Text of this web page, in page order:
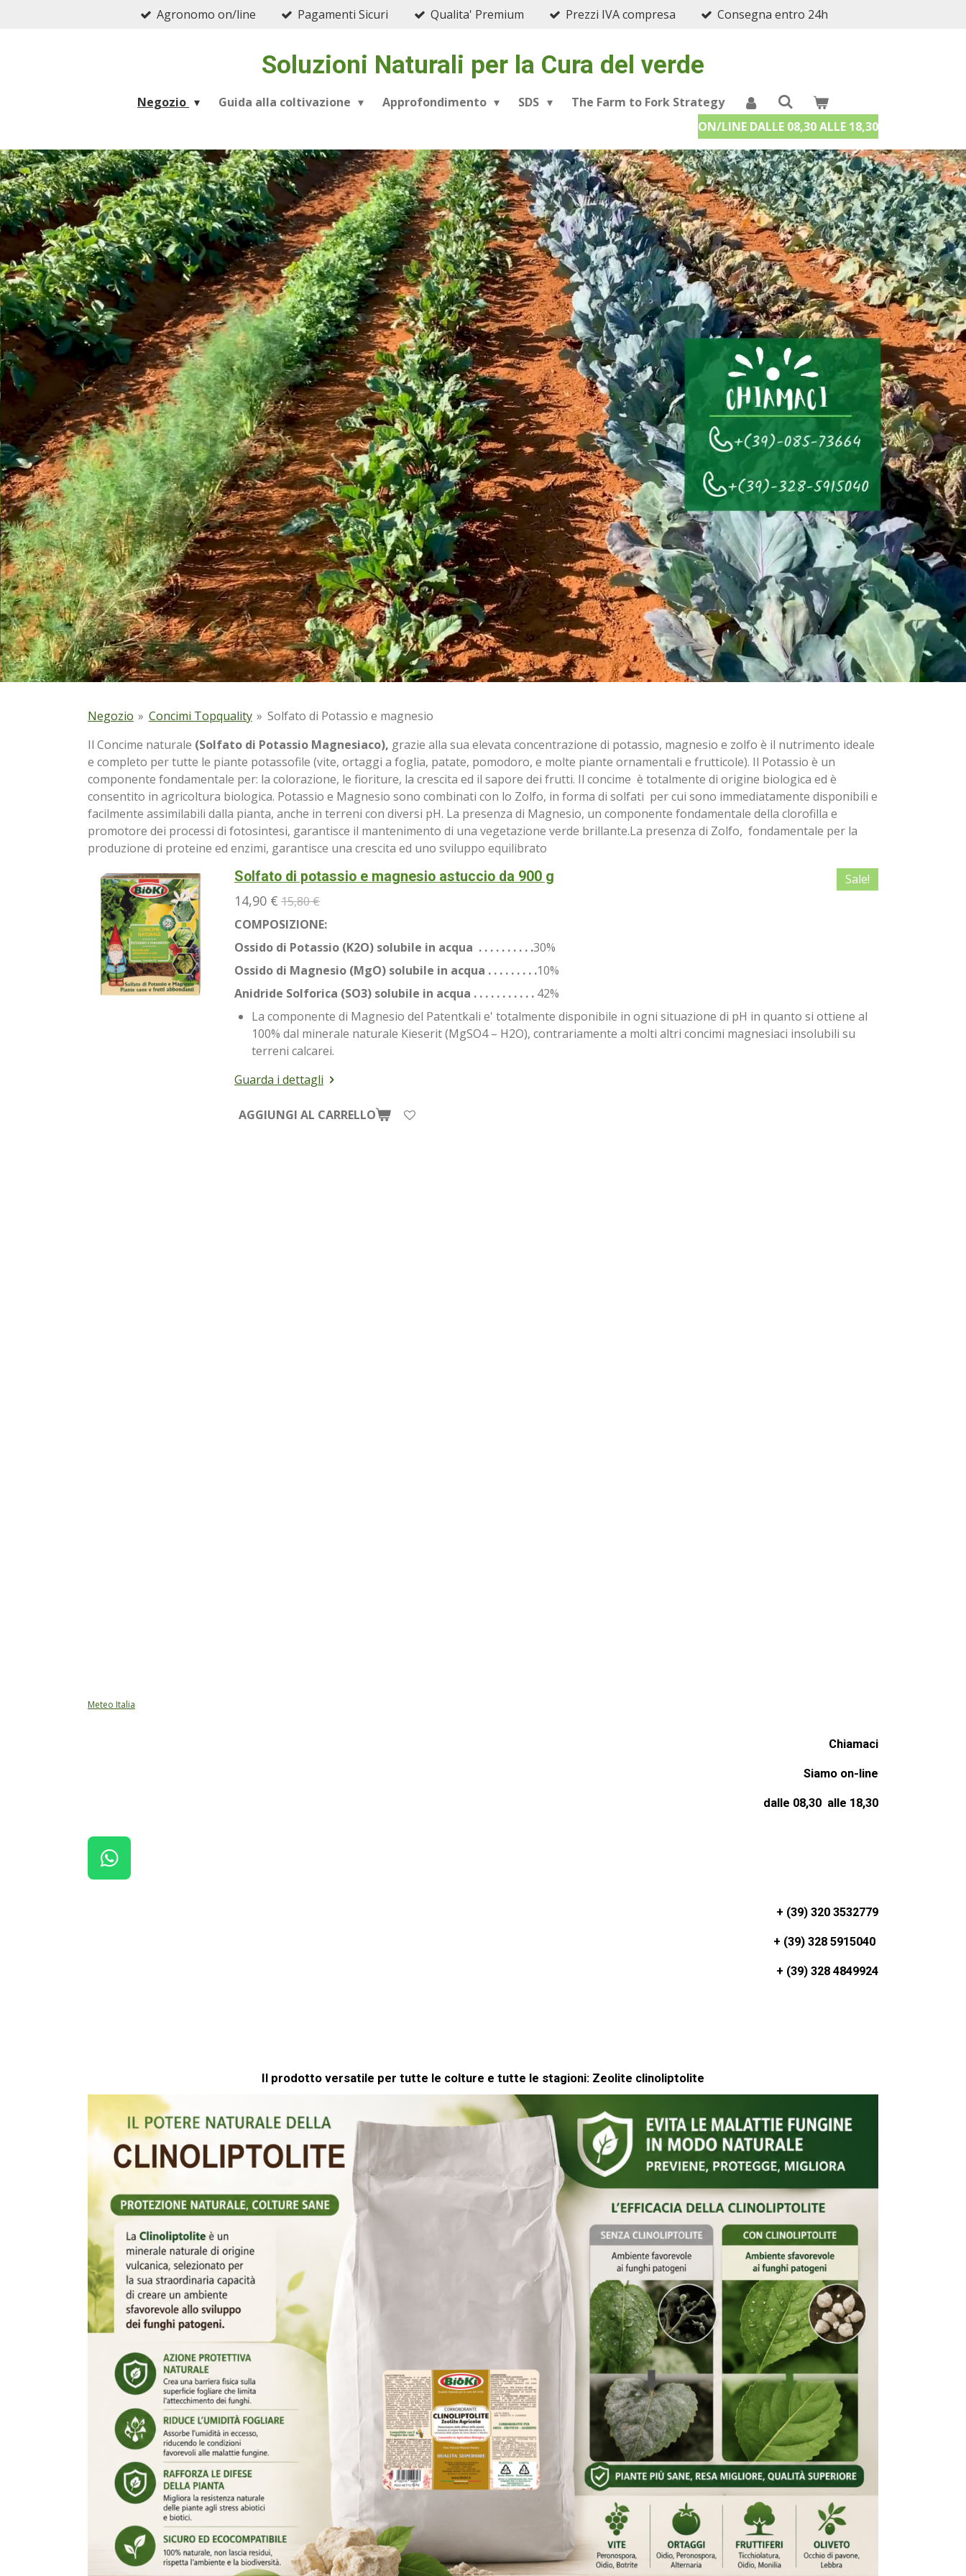
Agronomo on/line Pagamenti Sicuri Qualita' Premium Prezzi IVA compresa Consegna entro 24h
Soluzioni Naturali per la Cura del verde
Negozio Guida alla coltivazione Approfondimento SDS
The Farm to Fork Strategy
ON/LINE DALLE 08,30 ALLE 18,30
Negozio » Concimi Topquality » Solfato di Potassio e magnesio
Il Concime naturale (Solfato di Potassio Magnesiaco), grazie alla sua elevata concentrazione di potassio, magnesio e zolfo è il nutrimento ideale
e completo per tutte le piante potassofile (vite, ortaggi a foglia, patate, pomodoro, e molte piante ornamentali e frutticole). Il Potassio è un
componente fondamentale per: la colorazione, le fioriture, la crescita ed il sapore dei frutti. Il concime è totalmente di origine biologica ed è
consentito in agricoltura biologica. Potassio e Magnesio sono combinati con lo Zolfo, in forma di solfati per cui sono immediatamente disponibili e
facilmente assimilabili dalla pianta, anche in terreni con diversi pH. La presenza di Magnesio, un componente fondamentale della clorofilla e
promotore dei processi di fotosintesi, garantisce il mantenimento di una vegetazione verde brillante.La presenza di Zolfo, fondamentale per la
produzione di proteine ed enzimi, garantisce una crescita ed uno sviluppo equilibrato
Sale!
Solfato di potassio e magnesio astuccio da 900 g
14,90 € 15,80 €
COMPOSIZIONE:
Ossido di Potassio (K2O) solubile in acqua . . . . . . . . . .30%
Ossido di Magnesio (MgO) solubile in acqua . . . . . . . . .10%
Anidride Solforica (SO3) solubile in acqua . . . . . . . . . . . 42%
La componente di Magnesio del Patentkali e' totalmente disponibile in ogni situazione di pH in quanto si ottiene al
100% dal minerale naturale Kieserit (MgSO4 – H2O), contrariamente a molti altri concimi magnesiaci insolubili su
terreni calcarei.
Guarda i dettagli
AGGIUNGI AL CARRELLO
Meteo Italia
Chiamaci
Siamo on-line
dalle 08,30 alle 18,30
W
H
+ (39) 320 3532779
+ (39) 328 5915040
+ (39) 328 4849924
Il prodotto versatile per tutte le colture e tutte le stagioni: Zeolite clinoliptolite